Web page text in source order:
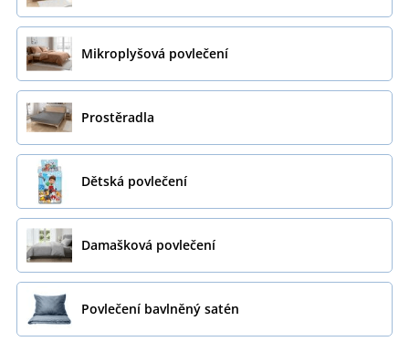
Mikroplyšová povlečení
Prostěradla
Dětská povlečení
Damašková povlečení
Povlečení bavlněný satén